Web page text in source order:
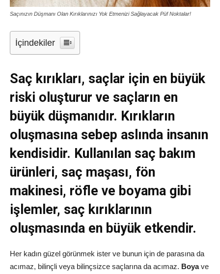
Saçınızın Düşmanı Olan Kırıklarınızı Yok Etmenizi Sağlayacak Püf Noktalar!
İçindekiler
Saç kırıkları, saçlar için en büyük
riski oluşturur ve saçların en
büyük düşmanıdır. Kırıkların
oluşmasına sebep aslında insanın
kendisidir. Kullanılan saç bakım
ürünleri, saç maşası, fön
makinesi, röfle ve boyama gibi
işlemler, saç kırıklarının
oluşmasında en büyük etkendir.
Her kadın güzel görünmek ister ve bunun için de parasına da
acımaz, bilinçli veya bilinçsizce saçlarına da acımaz. Boyave